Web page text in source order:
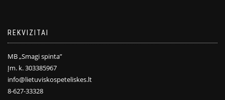
REKVIZITAI
MB „Smagi spinta”
Įm. k. 303385967
info@lietuviskospeteliskes.lt
8-627-33328